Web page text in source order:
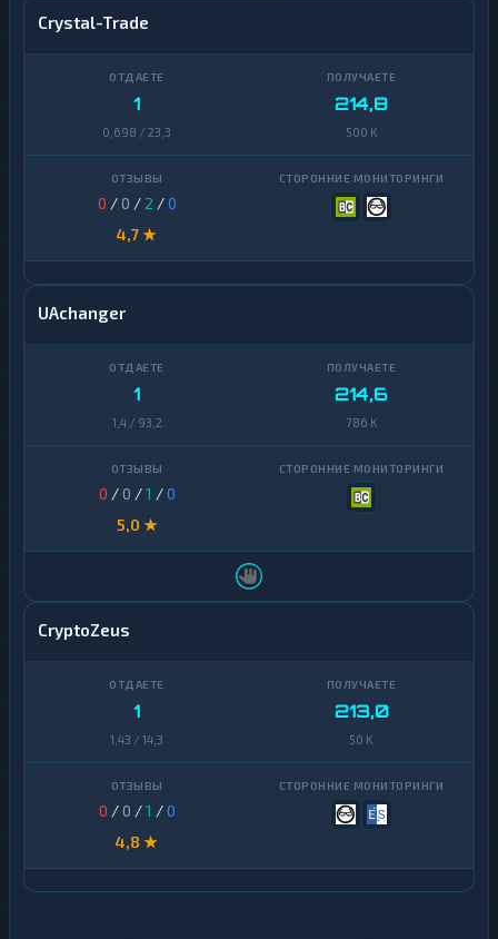
Crystal-Trade
1
0,698 / 23,3
214,8
500 K
0 / 0 / 2 /0
4,7 ★
UAchanger
1
1,4 / 93,2
214,6
786 K
0 / 0 /1 /0
5,0 ★
CryptoZeus
1
1,43 / 14,3
213,0
50 K
0 / 0 /1 /0
4,8 ★